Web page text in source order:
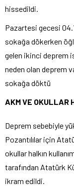
hissedildi.
Pazartesi gecesi
sokağa dökerken
gelen ikinci deprem
neden olan deprem
sokağa döktü
AKM VE OKULLAR
Deprem sebebiyle
Pozantılılar için
okullar halkın
tarafından Atatürk
ikram edildi.